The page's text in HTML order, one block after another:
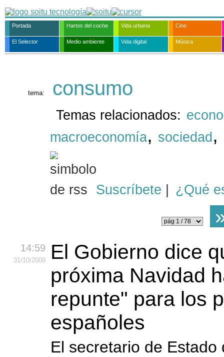
Portada Hartos del coche Vida urbana Cine
El Selector Medio ambiente Vida digital Música
tema: consumo
Temas relacionados:
macroeconomía, sociedad ,
Suscríbete ¿Qué
14:59
31/10/2009
El Gobierno dice
próxima Navidad
repunte" para los
españoles
El secretario de Estado